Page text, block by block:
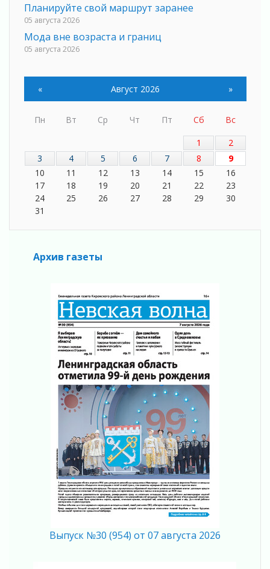
Планируйте свой маршрут заранее
05 августа 2026
Мода вне возраста и границ
05 августа 2026
05 августа 2026
Добровольцы огненного фронта
С заботой о здоровье
Лучшая из лучших
05 августа 2026
Пульс региона
05 августа 2026
«Результат командный, заслуга каждого
Вдохновлять, просвещать и объединять!
05 августа 2026
На лидирующих позициях
04 августа 2026
Итоги конкурса «Лучший работник
Кадрового центра – 2026» подведены!
04 августа 2026
Ставка на дисциплину на перекрестках
04 августа 2026
В Ленобласти растет потребление
мобильного трафика
Полумрак бьёт по карману
04 августа 2026
Вниманию автомобилистов!
04 августа 2026
Память, сталь и музыка
Регион готовится к выборам
« Август 2026 »
Пн Вт Ср Чт Пт Сб
Вс
1
2
3
4 5 6 7 8
9
10
11 12 13 14 15
16
17
18 19 20 21 22
23
24
25 26 27 28 29
30
31
Архив газеты
Выпуск №30 (954) от 07 августа 2026